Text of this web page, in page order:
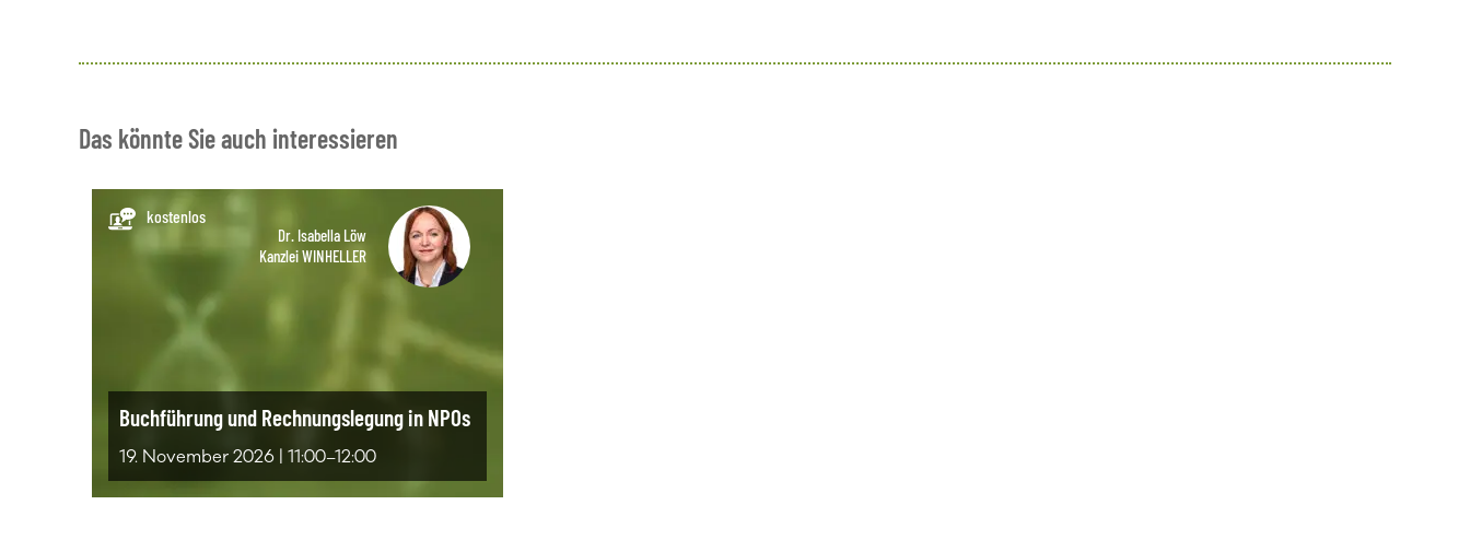
Das könnte Sie auch interessieren
kostenlos
Dr. Isabella Löw
Kanzlei WINHELLER
Buchführung und Rechnungslegung in NPOs
19. November 2026 | 11:00–12:00